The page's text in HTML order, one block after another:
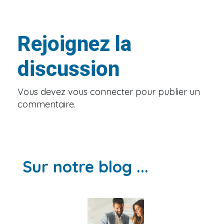
Rejoignez la
discussion
Vous devez vous connecter pour publier un
commentaire.
Sur notre blog ...